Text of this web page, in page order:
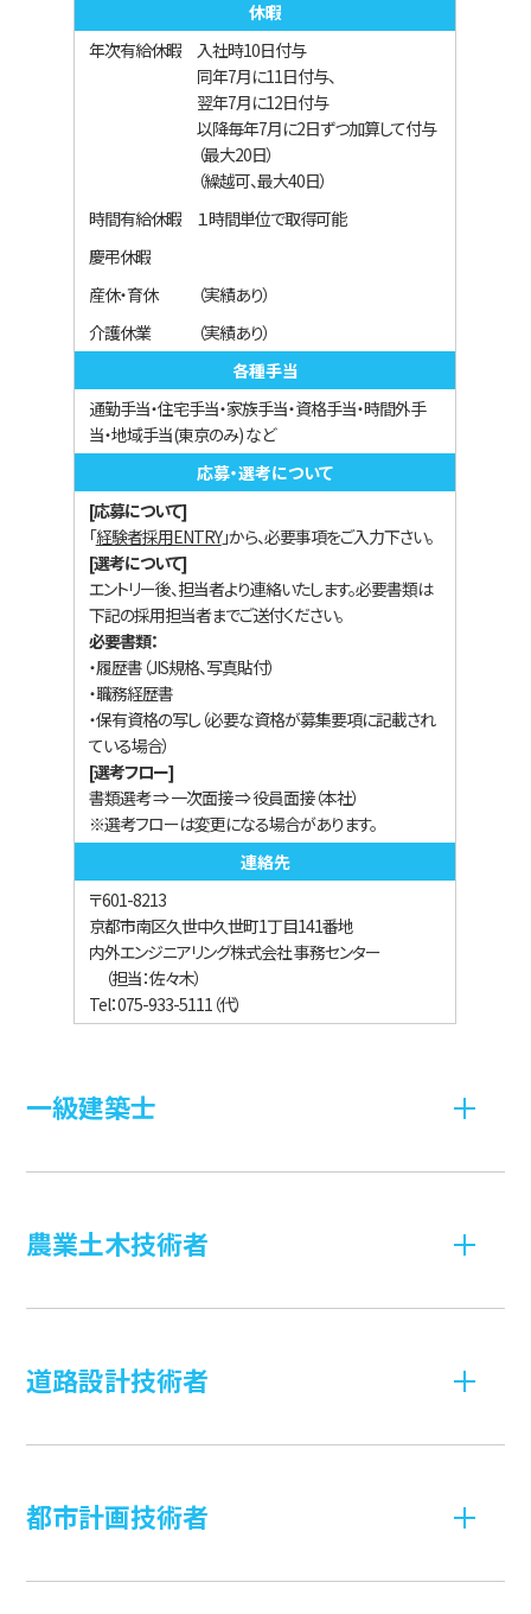
ENTRY
道路設計技術者
都市計画技術者
橋梁設計技術者
河川・砂防系技術者
上下水道設計技術者
施工計画技術者
電気設備設計技術者
機械設備設計技術者
空間情報技術者
測量技術者
休暇
年次有給休暇
入社時10日付与
同年7月に11日付与、
翌年7月に12日付与
以降毎年7月に2日ずつ加算して付与
（最大20日）
（繰越可、最大40日）
時間有給休暇
１時間単位で取得可能
慶弔休暇
産休・育休
（実績あり）
介護休業
（実績あり）
各種手当
通勤手当・住宅手当・家族手当・資格手当・時間外手
当・地域手当(東京のみ) など
応募・選考について
[応募について]
「経験者採用ENTRY」から、必要事項をご入力下さい。
[選考について]
エントリー後、担当者より連絡いたします。必要書類は
下記の採用担当者までご送付ください。
必要書類：
・履歴書（JIS規格、写真貼付）
・職務経歴書
・保有資格の写し（必要な資格が募集要項に記載され
ている場合）
[選考フロー]
書類選考 ⇒ 一次面接 ⇒ 役員面接（本社）
※選考フローは変更になる場合があります。
連絡先
〒601-8213
京都市南区久世中久世町1丁目141番地
内外エンジニアリング株式会社 事務センター
（担当：佐々木）
Tel：075-933-5111（代）
一級建築士
農業土木技術者
道路設計技術者
都市計画技術者